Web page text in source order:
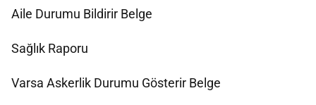
Aile Durumu Bildirir Belge
Sağlık Raporu
Varsa Askerlik Durumu Gösterir Belge